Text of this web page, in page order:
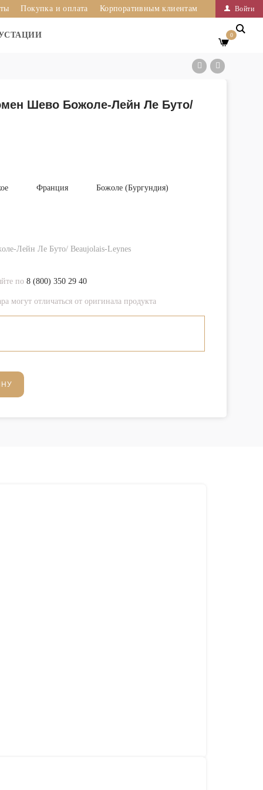
Войти
Покупка и оплата Корпоративным клиентам
0
Шево Божоле-Лейн Ле Буто/
Франция Божоле (Бургундия)
Лейн Ле Буто/ Beaujolais-Leynes
по 8 (800) 350 29 40
могут отличаться от оригинала продукта